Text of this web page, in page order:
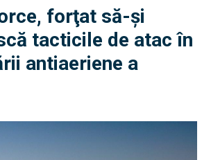
forţat să-şi
tacticile de atac în
antiaeriene a